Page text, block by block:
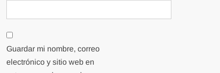
Guardar mi nombre, correo
electrónico y sitio web en